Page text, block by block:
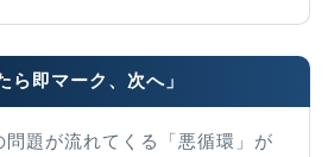
即マーク、次へ」
題が流れてくる「悪循環」が